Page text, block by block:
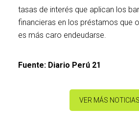
tasas de interés que aplican los
financieras en los préstamos que
es más caro endeudarse.
Fuente: Diario Perú 21
VER MÁS NOTICIAS